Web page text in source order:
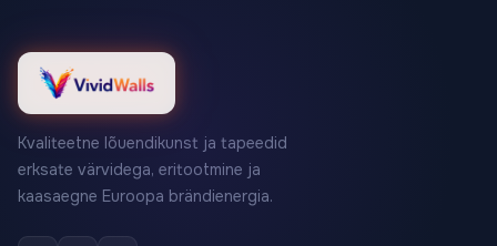
Kvaliteetne lõuendikunst ja tapeedid
erksate värvidega, eritootmine ja
kaasaegne Euroopa brändienergia.